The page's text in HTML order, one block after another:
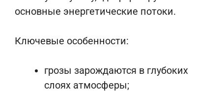
основные энергетические потоки.
Ключевые особенности:
грозы зарождаются в глубоких
слоях атмосферы;